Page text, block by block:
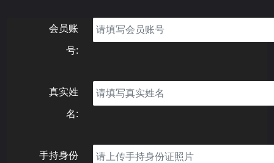
会员账
号:
真实姓
名:
手持身份